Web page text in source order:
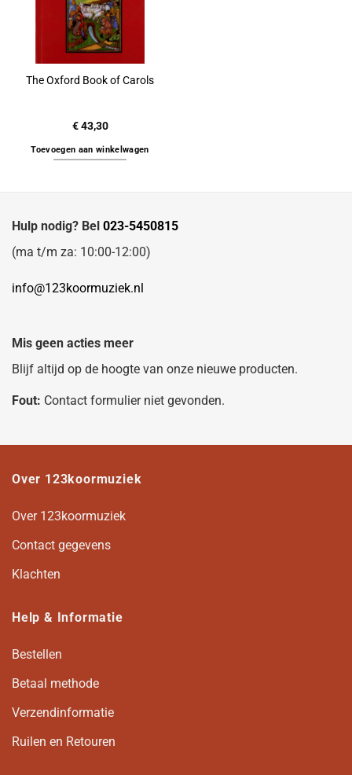
The Oxford Book of Carols
€43,30
Toevoegen aan winkelwagen
Hulp nodig? Bel 023-5450815
(ma t/m za: 10:00-12:00)
info@123koormuziek.nl
Mis geen acties meer
Blijf altijd op de hoogte van onze nieuwe producten.
Fout: Contact formulier niet gevonden.
Over 123koormuziek
Over 123koormuziek
Contact gegevens
Klachten
Help & Informatie
Bestellen
Betaal methode
Verzendinformatie
Ruilen en Retouren